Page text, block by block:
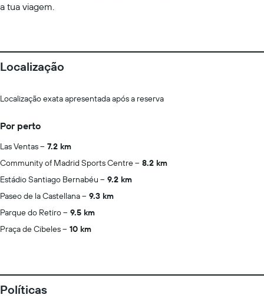
a tua viagem.
Localização
Localização exata apresentada após a reserva
Por perto
Las Ventas
7.2 km
Community of Madrid Sports Centre
8.2 km
Estádio Santiago Bernabéu
9.2 km
Paseo de la Castellana
9.3 km
Parque do Retiro
9.5 km
Praça de Cibeles
10 km
Políticas